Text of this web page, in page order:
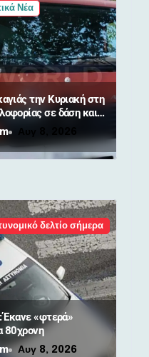
Νέα
την Κυριακή στη
σε δάση και
Αυγ 8, 2026
δελτίο σήμερα
Έκανε «φτερά»
80χρονη
Αυγ 8, 2026